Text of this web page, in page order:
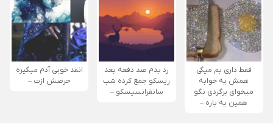
فقط داری بم میگی
همش یه خوابه
میخوای برگردی نگو
همین یه باره –
رد بدم صد دفعه بعد
ریسکو جمع کرده شب
سانفرانسیسکو –
انقد خوبی آدم میگیره
حرصش ازت –